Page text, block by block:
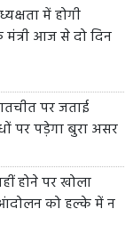
में होगी
मंत्री आज से दो दिन
पर जताई
पर पड़ेगा बुरा असर
होने पर खोला
आंदोलन को हल्के में न